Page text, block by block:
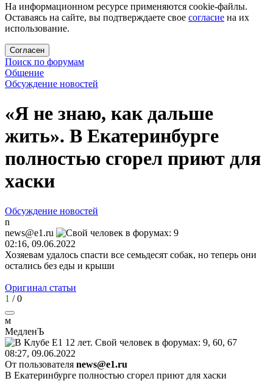
На информационном ресурсе применяются cookie-файлы.
Оставаясь на сайте, вы подтверждаете свое согласие на их
использование.
Согласен
Поиск по форумам
Общение
Обсуждение новостей
«Я не знаю, как дальше
жить». В Екатеринбурге
полностью сгорел приют для
хаски
Обсуждение новостей
n
news@e1.ru
02:16, 09.06.2022
Хозяевам удалось спасти все семьдесят собак, но теперь они
остались без еды и крыши
Оригинал статьи
1 /0
м
МедленЪ
08:27, 09.06.2022
От пользователя news@e1.ru
В Екатеринбурге полностью сгорел приют для хаски